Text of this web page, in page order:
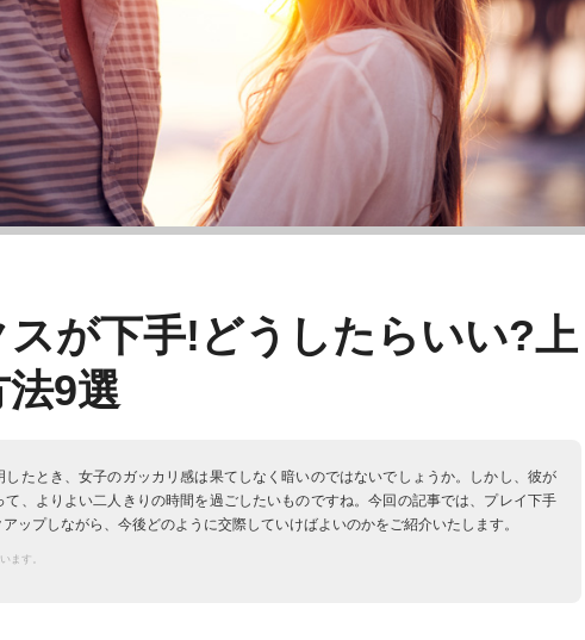
が下手!どうしたらいい?上
9選
たとき、女子のガッカリ感は果てしなく暗いのではないでしょうか。しかし、彼が
、よりよい二人きりの時間を過ごしたいものですね。今回の記事では、プレイ下手
ップしながら、今後どのように交際していけばよいのかをご紹介いたします。
ます。